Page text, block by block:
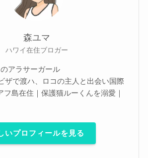
森ユマ
ハワイ在住ブロガー
アラサーガール
ザで渡ハ、ロコの主人と出会い国際
フ島在住｜保護猫ルーくんを溺愛｜
いプロフィールを見る